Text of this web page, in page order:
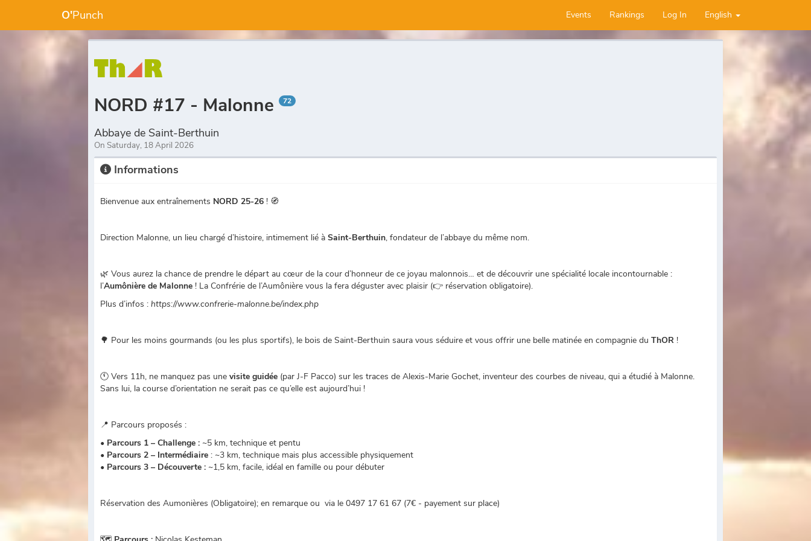
O'Punch Events Rankings Log In English
NORD #17 - Malonne 72
Abbaye de Saint-Berthuin
On Saturday, 18 April 2026
Informations
Bienvenue aux entraînements NORD 25-26 ! 🧭
Direction Malonne, un lieu chargé d’histoire, intimement lié àSaint-Berthuin, fondateur de l’abbaye du même nom.
🌿 Vous aurez la chance de prendre le départ au cœur de la cour d’honneur de ce joyau malonnois… et de découvrir une spécialité locale incontournable :
l’Aumônière de Malonne ! La Confrérie de l’Aumônière vous la fera déguster avec plaisir (👉 réservation obligatoire).
Plus d’infos :https://www.confrerie-malonne.be/index.php
🌳 Pour les moins gourmands (ou les plus sportifs), le bois de Saint-Berthuin saura vous séduire et vous offrir une belle matinée en compagnie duThOR !
🕚 Vers 11h, ne manquez pas unevisite guidée (par J-F Pacco) sur les traces de Alexis-Marie Gochet, inventeur des courbes de niveau, qui a étudié à Malonne.
Sans lui, la course d’orientation ne serait pas ce qu’elle est aujourd’hui !
📍 Parcours proposés :
• Parcours 1 – Challenge : ~5 km, technique et pentu
• Parcours 2 – Intermédiaire : ~3 km, technique mais plus accessible physiquement
• Parcours 3 – Découverte : ~1,5 km, facile, idéal en famille ou pour débuter
Réservation des Aumonières (Obligatoire); en remarque ou via le 0497 17 61 67 (7€ - payement sur place)